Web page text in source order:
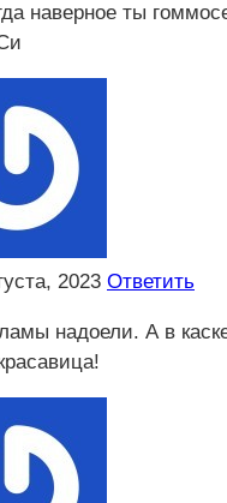
наверное ты
2023 Ответить
надоели. А в